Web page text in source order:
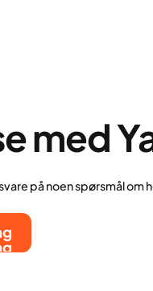
med
på noen spørsmål om